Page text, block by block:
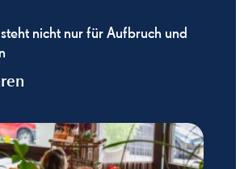
nicht nur für Aufbruch und